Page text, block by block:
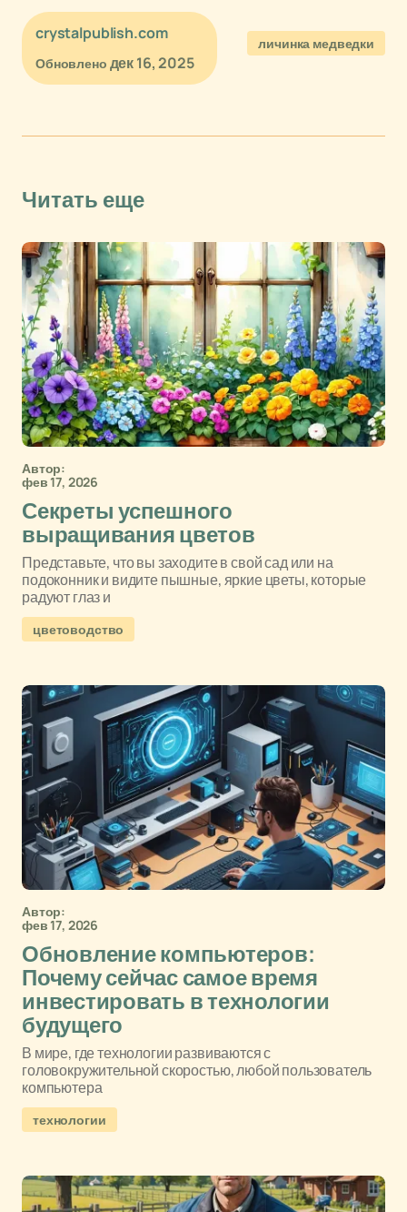
crystalpublish.com
Обновлено дек 16, 2025
личинка медведки
Читать еще
Автор:
фев 17, 2026
Секреты успешного
выращивания цветов
Представьте, что вы заходите в свой сад или на
подоконник и видите пышные, яркие цветы, которые
радуют глаз и
цветоводство
Автор:
фев 17, 2026
Обновление компьютеров:
Почему сейчас самое время
инвестировать в технологии
будущего
В мире, где технологии развиваются с
головокружительной скоростью, любой пользователь
компьютера
технологии